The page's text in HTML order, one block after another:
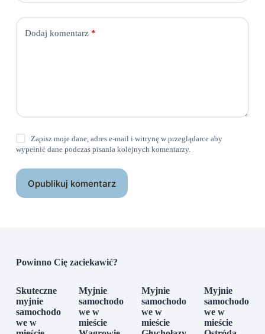
Dodaj komentarz*
Zapisz moje dane, adres e-mail i witrynę w przeglądarce aby
wypełnić dane podczas pisania kolejnych komentarzy.
Opublikuj komentarz
Powinno Cię zaciekawić?
Skuteczne
myjnie
samochodo
we w
Myjnie
samochodo
we w
mieście
Myjnie
samochodo
we w
mieście
Myjnie
samochodo
we w
mieście